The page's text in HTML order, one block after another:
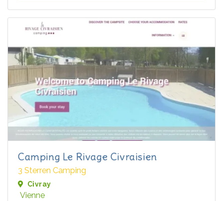
Camping Le Rivage Civraisien
3 Sterren Camping
Civray
Vienne